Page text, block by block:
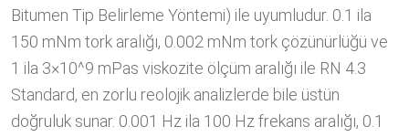
Bitumen Tip Belirleme Yöntemi) ile uyumludur. 0.1 ila
150 mNm tork aralığı, 0.002 mNm tork çözünürlüğü ve
1 ila 3×10^9 mPas viskozite ölçüm aralığı ile RN 4.3
Standard, en zorlu reolojik analizlerde bile üstün
doğruluk sunar. 0.001 Hz ila 100 Hz frekans aralığı, 0.1